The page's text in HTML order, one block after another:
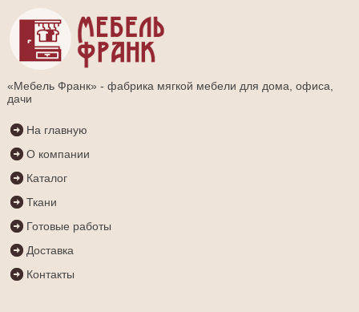
«Мебель Франк» - фабрика мягкой мебели для дома, офиса,
дачи
На главную
О компании
Каталог
Ткани
Готовые работы
Доставка
Контакты